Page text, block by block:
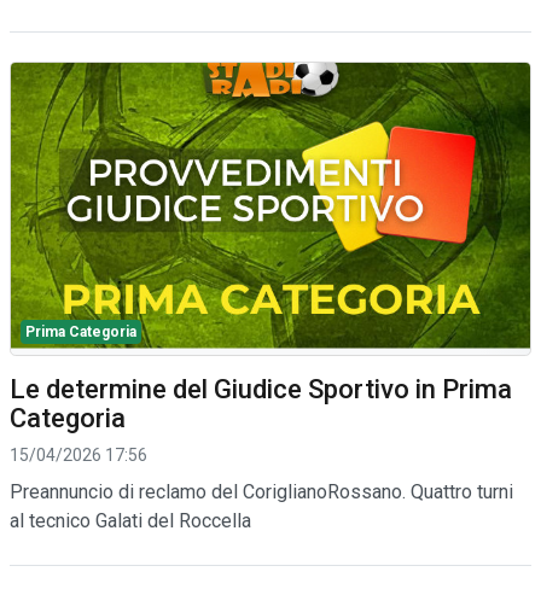
Prima Categoria
Le determine del Giudice Sportivo in Prima
Categoria
15/04/2026 17:56
Preannuncio di reclamo del CoriglianoRossano. Quattro turni
al tecnico Galati del Roccella